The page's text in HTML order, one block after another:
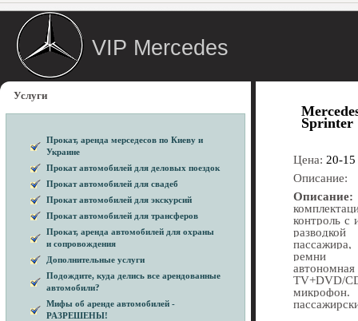
VIP Mercedes
Услуги
Прокат, аренда мерседесов по Киеву и
Украине
Прокат автомобилей для деловых поездок
Прокат автомобилей для свадеб
Прокат автомобилей для экскурсий
Прокат автомобилей для трансферов
Прокат, аренда автомобилей для охраны
и сопровождения
Дополнительные услуги
Подождите, куда делись все арендованные
автомобили?
Мифы об аренде автомобилей -
РАЗРЕШЕНЫ!
Sprinter
Цена: 20-15
Описание:
Описание:
контроль с
ремни
TV+DVD/